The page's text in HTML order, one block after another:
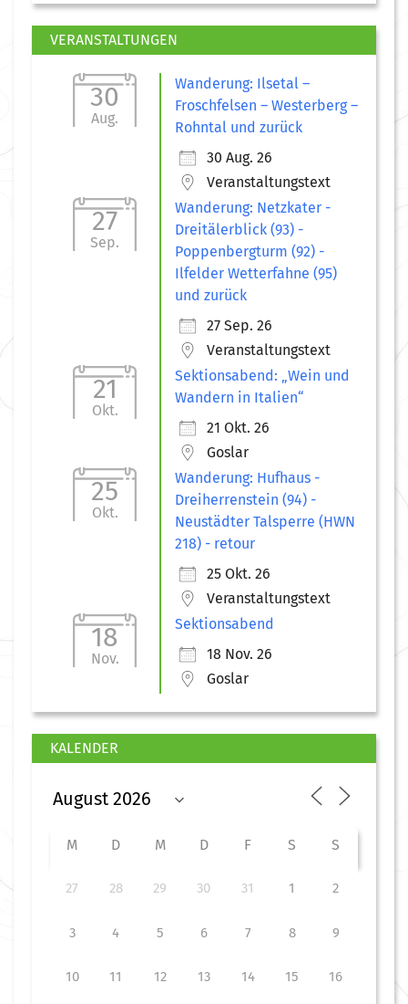
VERANSTALTUNGEN
30
Aug.
Wanderung: Ilsetal –
Froschfelsen – Westerberg –
Rohntal und zurück
30 Aug. 26
Veranstaltungstext
27
Sep.
Wanderung: Netzkater -
Dreitälerblick (93) -
Poppenbergturm (92) -
Ilfelder Wetterfahne (95)
und zurück
27 Sep. 26
Veranstaltungstext
21
Okt.
Sektionsabend: „Wein und
Wandern in Italien“
21 Okt. 26
Goslar
25
Okt.
Wanderung: Hufhaus -
Dreiherrenstein (94) -
Neustädter Talsperre (HWN
218) - retour
25 Okt. 26
Veranstaltungstext
18
Nov.
Sektionsabend
18 Nov. 26
Goslar
KALENDER
M D M D F S S
27 28 29 30 31 1 2
3 4 5 6 7 8 9
10 11 12 13 14 15 16